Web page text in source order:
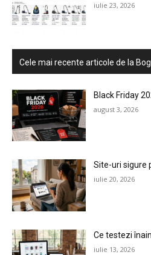
iulie 23, 2026
Cele mai recente articole de la
Black Friday
august 3, 2026
Site-uri sigure
iulie 20, 2026
Ce testezi
iulie 13, 2026